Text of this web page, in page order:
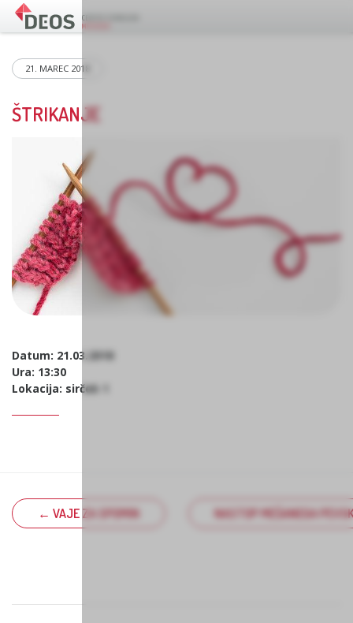
21. MAREC 2018
ŠTRIKANJE
Datum: 21.03.2018
Ura: 13:30
Lokacija: sirček 1
← VAJE ZA SPOMIN NASTOP MEŠANEGA